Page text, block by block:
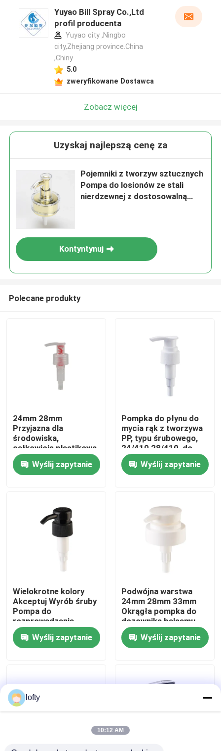
Dom
Wycieczka po fabryce
Kontrola jakości
Aktualności
Sprawy
Yuyao Bill Spray Co.,Ltd
profil producenta
Yuyao city ,Ningbo
city,Zhejiang province.China
,Chiny
5.0
zweryfikowane Dostawca
Zobacz więcej
Uzyskaj najlepszą cenę za
Pojemniki z tworzyw sztucznych
Pompa do losionów ze stali
nierdzewnej z dostosowalną
Kontyntynuj
Polecane produkty
24mm 28mm
Przyjazna dla
środowiska,
całkowicie plastikowa
pompa emulsyjna
Pompka dozująca
wielokrotnego użytku
Wyślij zapytanie
Pompka do płynu do
mycia rąk z tworzywa
PP, typu śrubowego,
24/410 28/410, do
pielęgnacji osobistej
Wyślij zapytanie
Wielokrotne kolory
Akceptuj Wyrób śruby
Pompa do
rozprowadzania
balsamów z 28mm
30mm 32mm 38mm
Wyślij zapytanie
Podwójna warstwa
24mm 28mm 33mm
Okrągła pompka do
dozownika balsamu
Akceptuje
niestandardowy kolor
wtrysku
Wyślij zapytanie
lofty
10:12 AM